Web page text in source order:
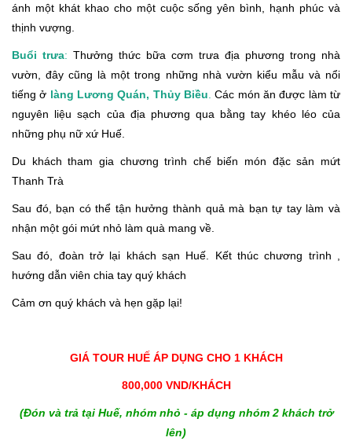
ánh một khát khao cho một cuộc sống yên bình, hạnh phúc và
thịnh vượng.
Buổi trưa: Thưởng thức bữa cơm trưa địa phương trong nhà
vườn, đây cũng là một trong những nhà vườn kiểu mẫu và nổi
tiếng ở làng Lương Quán, Thủy Biều Các món ăn được làm từ
nguyên liệu sạch của địa phương qua bằng tay khéo léo của
những phụ nữ xứ Huế.
Du khách tham gia chương trình chế biến món đặc sản mứt
Thanh Trà
Sau đó, bạn có thể tận hưởng thành quả mà bạn tự tay làm và
nhận một gói mứt nhỏ làm quà mang về.
Sau đó, đoàn trở lại khách sạn Huế. Kết thúc chương trình ,
hướng dẫn viên chia tay quý khách
Cảm ơn quý khách và hẹn gặp lại!
GIÁ TOUR HUẾ ÁP DỤNG CHO 1 KHÁCH
800,000 VND/KHÁCH
(Đón và trả tại Huế, nhóm nhỏ - áp dụng nhóm 2 khách trở
lên)